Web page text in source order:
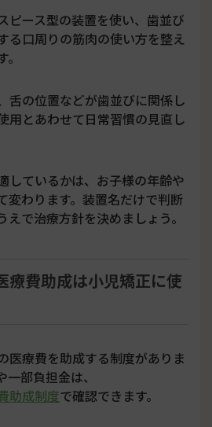
ピース型の装置を使い、歯並び
る口周りの筋肉の使い方を整え
舌の位置などが歯並びに関係し
用とあわせて日常習慣の見直し
しているかは、お子様の年齢や
変わります。装置名だけで判断
で治療方針を決めましょう。
療費助成は小児矯正に使
医療費を助成する制度がありま
部負担金は、
助成制度で確認できます。